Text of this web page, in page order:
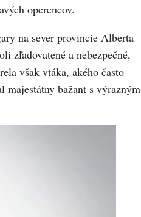
operencov.
na sever provincie Alberta
zľadovatené a nebezpečné,
však vtáka, akého často
majestátny bažant s výrazným